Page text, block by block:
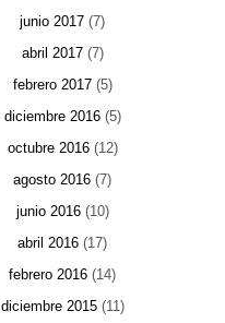
junio 2017 (7)
abril 2017(7)
febrero 2017(5)
diciembre 2016(5)
octubre 2016(12)
agosto 2016 (7)
junio 2016(10)
abril 2016 (17)
febrero 2016 (14)
diciembre 2015(11)